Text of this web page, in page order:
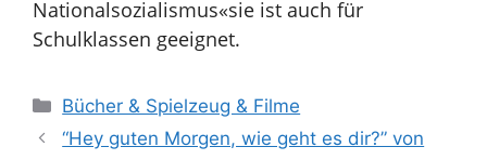
Nationalsozialismus«sie ist auch für
Schulklassen geeignet.
Kategorien
Bücher & Spielzeug & Filme
“Hey guten Morgen, wie geht es dir?” von